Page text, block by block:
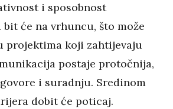
i sposobnost
bit će na vrhuncu, što može
projektima koji zahtijevaju
postaje protočnija,
i suradnju. Sredinom
dobit će poticaj.